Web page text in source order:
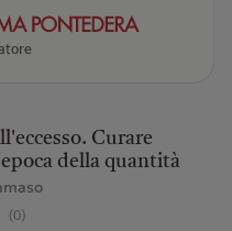
Curare
della quantità
(0)